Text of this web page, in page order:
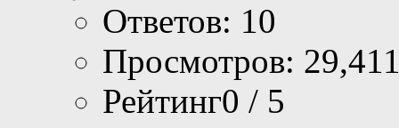
Ответов: 10
Просмотров:
Рейтинг0 / 5